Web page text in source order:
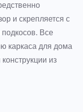
и скрепляется с
Все
каркаса для дома
из